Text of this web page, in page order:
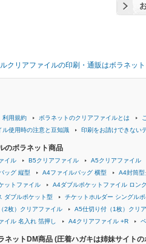
クリアファイルの印刷・通販はボラネット
利用規約 ボラネットのクリアファイルとは
ル使用時の注意と豆知識
印刷をお請けできない
のボラネット商品
イル B5クリアファイル A5クリアファイル
ッグ 縦型
A4ファイルバッグ 横型 A4封筒型
ットファイル
A4ダブルポケットファイル ロン
ダブルポケット型
チケットホルダー シングルポ
2枚）クリアファイル
A5仕切り付（1枚）クリ
イル 名入れ 箔押し
A4クリアファイル +R
ネットDM商品 (圧着ハガキは姉妹サイト